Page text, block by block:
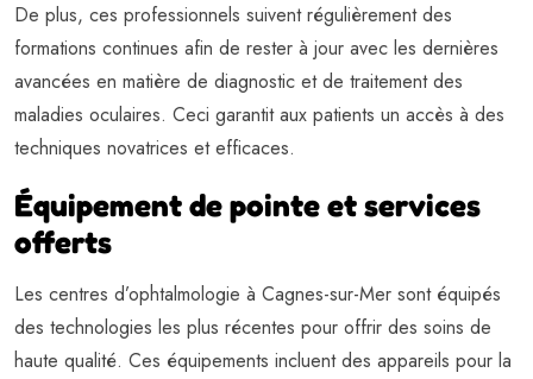
De plus, ces professionnels suivent régulièrement des
formations continues afin de rester à jour avec les dernières
avancées en matière de diagnostic et de traitement des
maladies oculaires. Ceci garantit aux patients un accès à des
techniques novatrices et efficaces.
Équipement de pointe et services
offerts
Les centres d’ophtalmologie à Cagnes-sur-Mer sont équipés
des technologies les plus récentes pour offrir des soins de
haute qualité. Ces équipements incluent des appareils pour la